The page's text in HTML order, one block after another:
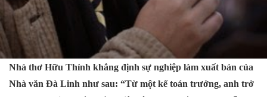
Nhà thơ Hữu Thỉnh khẳng định sự nghiệp làm xuất bản của
Nhà văn Đà Linh như sau: “Từ một kế toán trưởng, anh trở